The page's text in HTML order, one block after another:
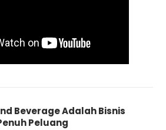
Beverage Adalah Bisnis
Peluang